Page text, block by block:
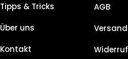
Tipps & Tricks
Über uns
Kontakt
AGB